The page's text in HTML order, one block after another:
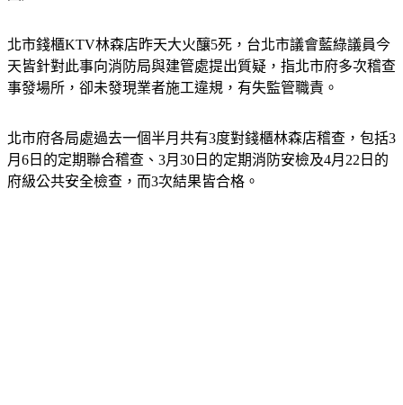
北市錢櫃KTV林森店昨天大火釀5死，台北市議會藍綠議員今
天皆針對此事向消防局與建管處提出質疑，指北市府多次稽查
北市府各局處過去一個半月共有3度對錢櫃林森店稽查，包括3
月6日的定期聯合稽查、3月30日的定期消防安檢及4月22日的